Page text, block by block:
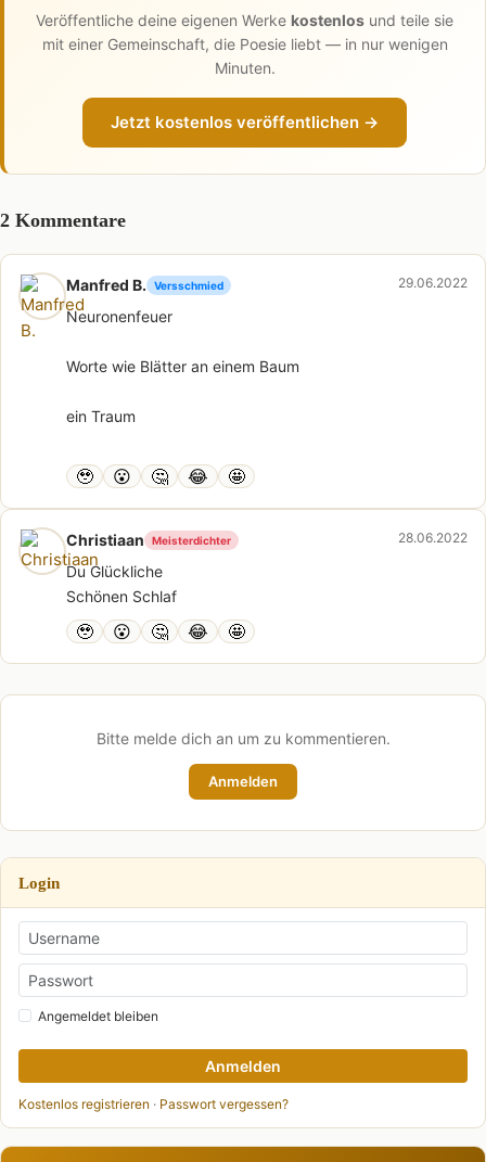
Veröffentliche deine eigenen Werke kostenlos und teile sie
mit einer Gemeinschaft, die Poesie liebt — in nur wenigen
Minuten.
Jetzt kostenlos veröffentlichen →
2 Kommentare
Manfred B. Versschmied 29.06.2022
Neuronenfeuer
Worte wie Blätter an einem Baum
ein Traum
🥹 😮 🤔 😂 🤩
Christiaan Meisterdichter 28.06.2022
Du Glückliche
Schönen Schlaf
🥹 😮 🤔 😂 🤩
Bitte melde dich an um zu kommentieren.
Anmelden
Login
Angemeldet bleiben
Anmelden
Kostenlos registrieren · Passwort vergessen?